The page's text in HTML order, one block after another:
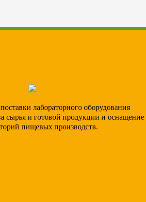
лабораторного оборудования
сырья и готовой продукции и оснащение
пищевых производств.